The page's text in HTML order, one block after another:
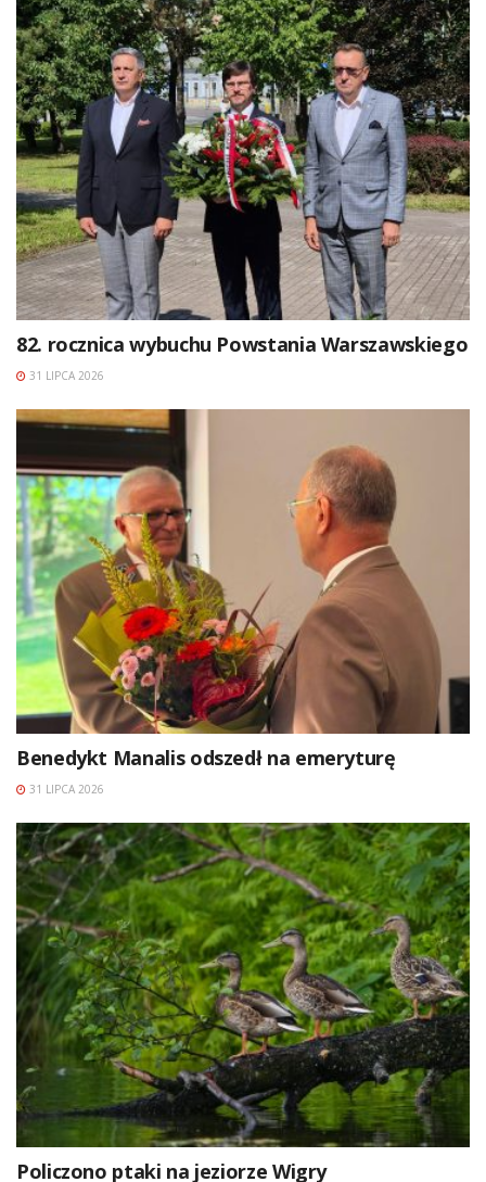
82. rocznica wybuchu Powstania Warszawskiego
31 LIPCA 2026
Benedykt Manalis odszedł na emeryturę
31 LIPCA 2026
Policzono ptaki na jeziorze Wigry